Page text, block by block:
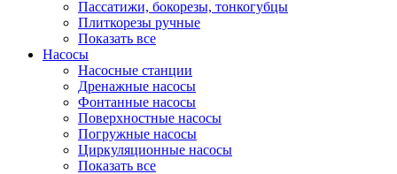
Пассатижи, бокорезы, тонкогубцы
Плиткорезы ручные
Показать все
Насосы
Насосные станции
Дренажные насосы
Фонтанные насосы
Поверхностные насосы
Погружные насосы
Циркуляционные насосы
Показать все